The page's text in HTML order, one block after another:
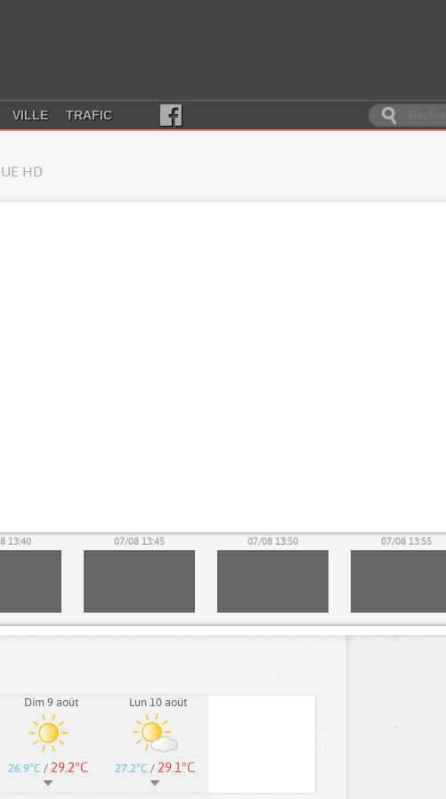
VILLE TRAFIC
HD
13:40 07/08 13:45 07/08 13:50 07/08 13:55
Dim 9 août
26.9°C / 29.2°C
Lun 10 août
27.2°C / 29.1°C